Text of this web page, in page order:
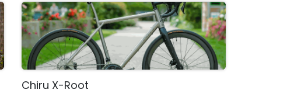
Chiru X-Root